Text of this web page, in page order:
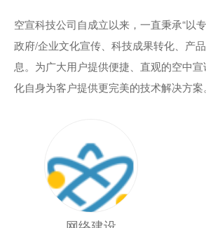
空宣科技公司自成立以来，一直秉承“以
政府/企业文化宣传、科技成果转化、产
息。为广大用户提供便捷、直观的空中
化自身为客户提供更完美的技术解决方案。